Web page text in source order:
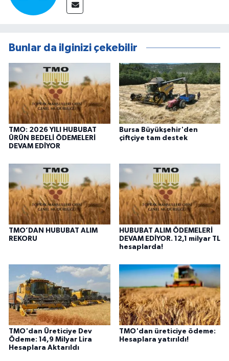
Bunlar da ilginizi çekebilir
TMO: 2026 YILI HUBUBAT
ÜRÜN BEDELİ ÖDEMELERİ
DEVAM EDİYOR
Bursa Büyükşehir'den
çiftçiye tam destek
TMO’DAN HUBUBAT ALIM
REKORU
HUBUBAT ALIM ÖDEMELERİ
DEVAM EDİYOR. 12,1 milyar TL
hesaplarda!
TMO'dan Üreticiye Dev
Ödeme: 14,9 Milyar Lira
Hesaplara Aktarıldı
TMO'dan üreticiye ödeme:
Hesaplara yatırıldı!